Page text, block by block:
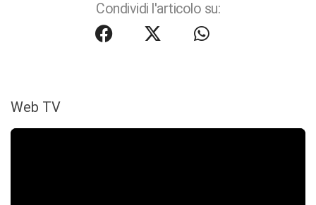
Condividi l'articolo su:
Web TV